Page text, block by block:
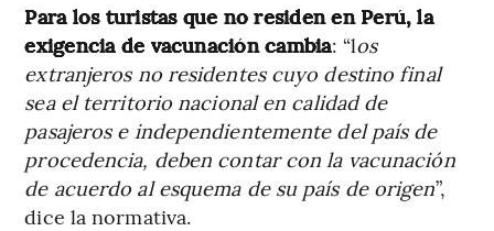
Para los turistas que no residen en Perú, la
exigencia de vacunación cambia: “los
extranjeros no residentes cuyo destino final
sea el territorio nacional en calidad de
pasajeros e independientemente del país de
procedencia, deben contar con la vacunación
de acuerdo al esquema de su país de origen”,
dice la normativa.